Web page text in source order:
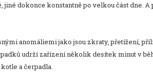
dokonce konstantně po velkou část dne.
anomáliemi jako jsou zkraty, přetížení,
udrží zařízení několik desítek minut v
a čerpadla.